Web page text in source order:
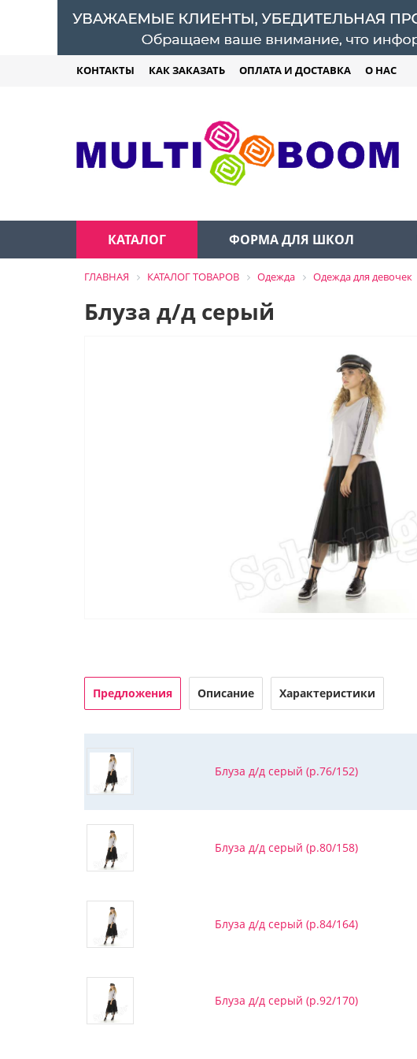
КОНТАКТЫ КАК ЗАКАЗАТЬ ОПЛАТА И ДОСТАВКА О НАС
КАТАЛОГ ФОРМА ДЛЯ ШКОЛ
ГЛАВНАЯ КАТАЛОГ ТОВАРОВ Одежда Одежда для девочек
Блуза д/д серый
Предложения Описание Характеристики
Блуза д/д серый (р.76/152)
Блуза д/д серый (р.80/158)
Блуза д/д серый (р.84/164)
Блуза д/д серый (р.92/170)